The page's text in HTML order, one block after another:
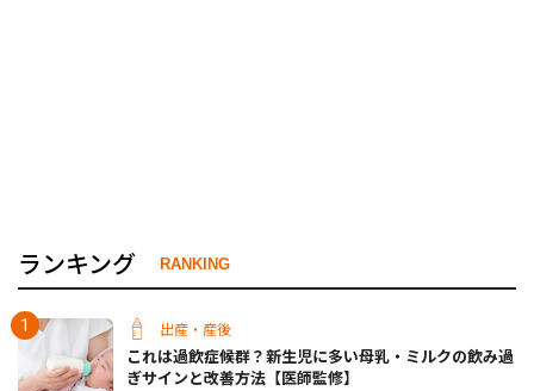
ランキング RANKING
出産・産後
これは過飲症候群？新生児に多い母乳・ミルクの飲み過
ぎサインと改善方法【医師監修】